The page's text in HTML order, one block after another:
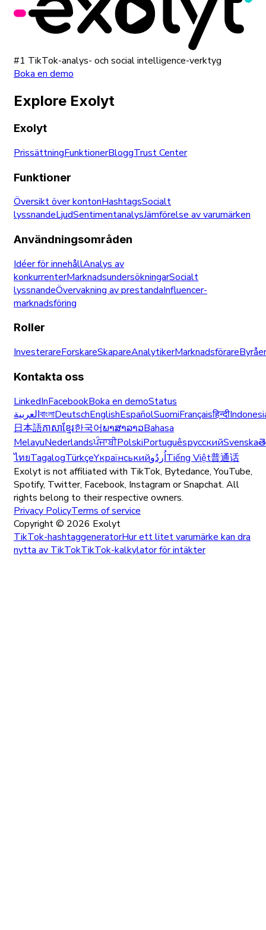
#1 TikTok-analys- och social intelligence-verktyg
Boka en demo
Explore Exolyt
Exolyt
PrissättningFunktionerBloggTrust Center
Funktioner
Översikt över kontonHashtagsSocialt
lyssnandeLjudSentimentanalysJämförelse av varumärken
Användningsområden
Idéer för innehållAnalys av
konkurrenterMarknadsundersökningarSocialt
lyssnandeÖvervakning av prestandaInfluencer-
marknadsföring
Roller
InvesterareForskareSkapareAnalytikerMarknadsförareByråer
Kontakta oss
LinkedInFacebookBoka en demoStatus
العربيةবাংলাDeutschEnglishEspañolSuomiFrançaisहिन्दी
日本語ភាសាខ្មែរ한국어ພາສາລາວBahasa
MelayuNederlandsਪੰਜਾਬੀPolskiPortuguêsрусскийSvenska
ไทยTagalogTürkçeYкраїнськийاُردُوTiếng Việt普通话
Exolyt is not affiliated with TikTok, Bytedance, YouTube,
Spotify, Twitter, Facebook, Instagram or Snapchat. All
rights belong to their respective owners.
Privacy PolicyTerms of service
Copyright © 2026 Exolyt
TikTok-hashtaggeneratorHur ett litet varumärke kan dra
nytta av TikTokTikTok-kalkylator för intäkter